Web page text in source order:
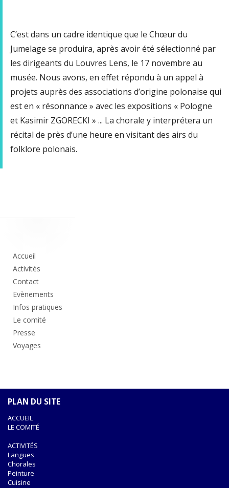
C’est dans un cadre identique que le Chœur du
Jumelage se produira, après avoir été sélectionné par
les dirigeants du Louvres Lens, le 17 novembre au
musée. Nous avons, en effet répondu à un appel à
projets auprès des associations d’origine polonaise qui
est en « résonnance » avec les expositions « Pologne
et Kasimir ZGORECKI » ... La chorale y interprétera un
récital de près d’une heure en visitant des airs du
folklore polonais.
principale
Accueil
Activités
Contact
Evènements
Infos pratiques
Le comité
Presse
Voyages
PLAN DU SITE
ACCUEIL
LE COMITÉ
ACTIVITÉS
Langues
Chorales
Peinture
Cuisine